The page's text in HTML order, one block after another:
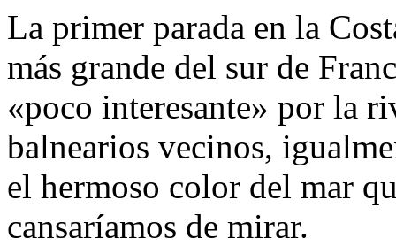
La primer parada en la
más grande del sur de
«poco interesante» por la
balnearios vecinos,
el hermoso color del mar
cansaríamos de mirar.